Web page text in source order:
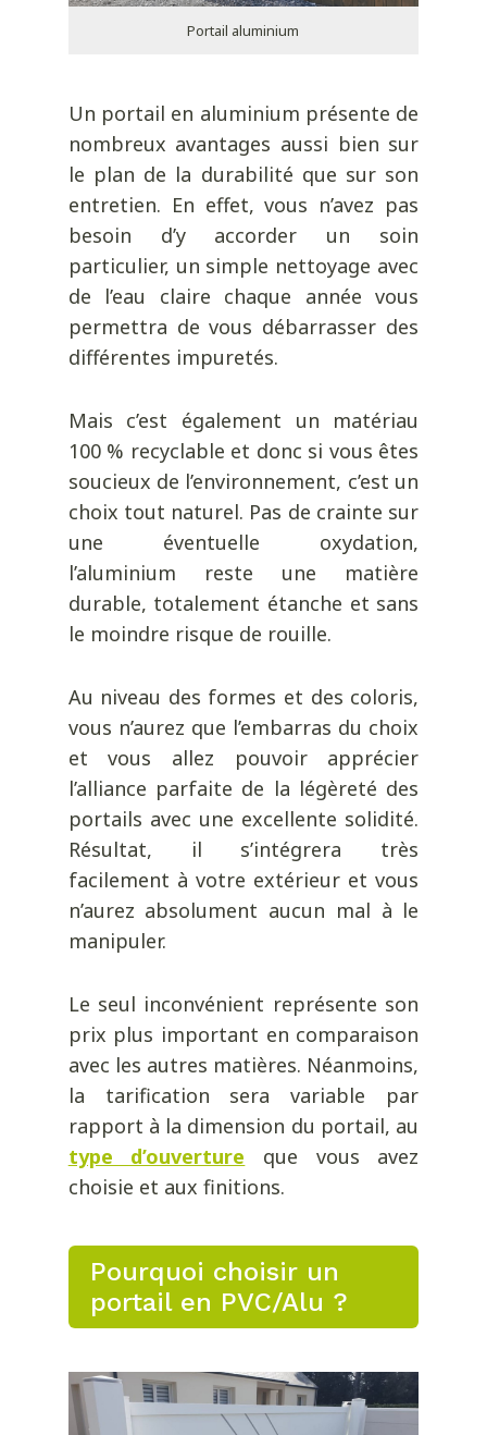
Portail aluminium
Un portail en aluminium présente de
nombreux avantages aussi bien sur
le plan de la durabilité que sur son
entretien. En effet, vous n’avez pas
besoin d’y accorder un soin
particulier, un simple nettoyage avec
de l’eau claire chaque année vous
permettra de vous débarrasser des
différentes impuretés.
Mais c’est également un matériau
100 % recyclable et donc si vous êtes
soucieux de l’environnement, c’est un
choix tout naturel. Pas de crainte sur
une éventuelle oxydation,
l’aluminium reste une matière
durable, totalement étanche et sans
le moindre risque de rouille.
Au niveau des formes et des coloris,
vous n’aurez que l’embarras du choix
et vous allez pouvoir apprécier
l’alliance parfaite de la légèreté des
portails avec une excellente solidité.
Résultat, il s’intégrera très
facilement à votre extérieur et vous
n’aurez absolument aucun mal à le
manipuler.
Le seul inconvénient représente son
prix plus important en comparaison
avec les autres matières. Néanmoins,
la tarification sera variable par
rapport à la dimension du portail, au
type d’ouverture que vous avez
choisie et aux finitions.
Pourquoi choisir un
portail en PVC/Alu ?